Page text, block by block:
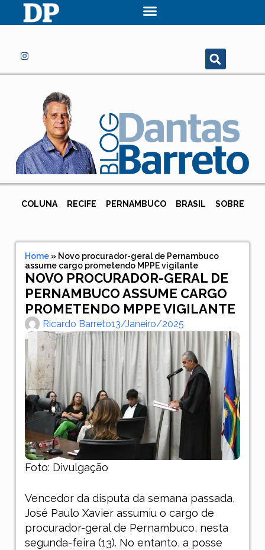
COLUNA RECIFE PERNAMBUCO BRASIL SOBRE
Home» Novo procurador-geral de Pernambuco
assume cargo prometendo MPPE vigilante
NOVO PROCURADOR-GERAL DE
PERNAMBUCO ASSUME CARGO
PROMETENDO MPPE VIGILANTE
Ricardo Barreto13/janeiro/2025
Foto: Divulgação
Vencedor da disputa da semana passada,
José Paulo Xavier assumiu o cargo de
procurador-geral de Pernambuco, nesta
segunda-feira (13). No entanto, a posse